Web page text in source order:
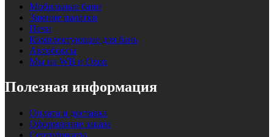
Мобильные бани
Зимние палатки
Печи
Комплектующие для бань
Автобоксы
Мы на WB и Ozon
Полезная информация
Оплата и доставка
Оформление заказа